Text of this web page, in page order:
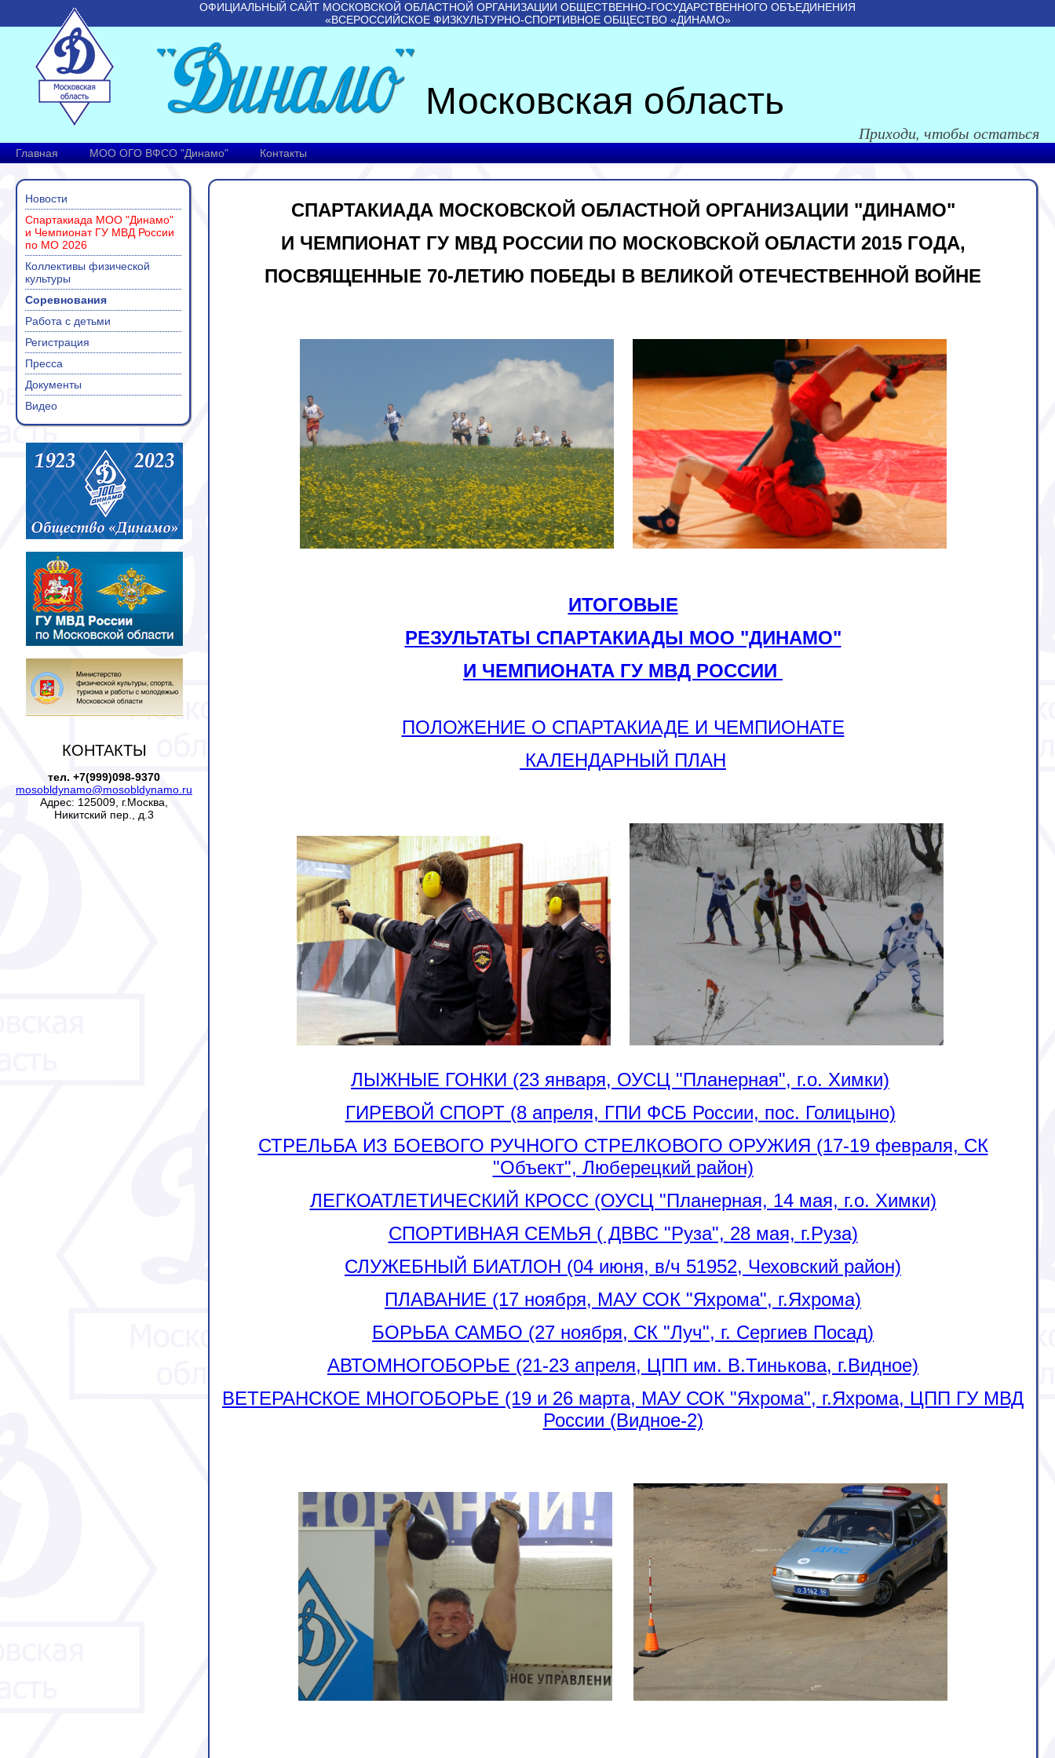
ОФИЦИАЛЬНЫЙ САЙТ МОСКОВСКОЙ ОБЛАСТНОЙ ОРГАНИЗАЦИИ ОБЩЕСТВЕННО-ГОСУДАРСТВЕННОГО ОБЪЕДИНЕНИЯ
«ВСЕРОССИЙСКОЕ ФИЗКУЛЬТУРНО-СПОРТИВНОЕ ОБЩЕСТВО «ДИНАМО»
Московская область
Приходи, чтобы остаться
Главная МОО ОГО ВФСО "Динамо" Контакты
Новости
Спартакиада МОО "Динамо"
и Чемпионат ГУ МВД России
по МО 2026
Коллективы физической
культуры
Соревнования
Работа с детьми
Регистрация
Пресса
Документы
Видео
КОНТАКТЫ
тел. +7(999)098-9370
mosobldynamo@mosobldynamo.ru
Адрес: 125009, г.Москва,
Никитский пер., д.3
СПАРТАКИАДА МОСКОВСКОЙ ОБЛАСТНОЙ ОРГАНИЗАЦИИ "ДИНАМО"
И ЧЕМПИОНАТ ГУ МВД РОССИИ ПО МОСКОВСКОЙ ОБЛАСТИ 2015 ГОДА,
ПОСВЯЩЕННЫЕ 70-ЛЕТИЮ ПОБЕДЫ В ВЕЛИКОЙ ОТЕЧЕСТВЕННОЙ ВОЙНЕ
ИТОГОВЫЕ
РЕЗУЛЬТАТЫ СПАРТАКИАДЫ МОО "ДИНАМО"
И ЧЕМПИОНАТА ГУ МВД РОССИИ
ПОЛОЖЕНИЕ О СПАРТАКИАДЕ И ЧЕМПИОНАТЕ
КАЛЕНДАРНЫЙ ПЛАН
ЛЫЖНЫЕ ГОНКИ (23 января, ОУСЦ "Планерная", г.о. Химки)
ГИРЕВОЙ СПОРТ (8 апреля, ГПИ ФСБ России, пос. Голицыно)
СТРЕЛЬБА ИЗ БОЕВОГО РУЧНОГО СТРЕЛКОВОГО ОРУЖИЯ (17-19 февраля, СК
"Объект", Люберецкий район)
ЛЕГКОАТЛЕТИЧЕСКИЙ КРОСС (ОУСЦ "Планерная, 14 мая, г.о. Химки)
СПОРТИВНАЯ СЕМЬЯ ( ДВВС "Руза", 28 мая, г.Руза)
СЛУЖЕБНЫЙ БИАТЛОН (04 июня, в/ч 51952, Чеховский район)
ПЛАВАНИЕ (17 ноября, МАУ СОК "Яхрома", г.Яхрома)
БОРЬБА САМБО (27 ноября, СК "Луч", г. Сергиев Посад)
АВТОМНОГОБОРЬЕ (21-23 апреля, ЦПП им. В.Тинькова, г.Видное)
ВЕТЕРАНСКОЕ МНОГОБОРЬЕ (19 и 26 марта, МАУ СОК "Яхрома", г.Яхрома, ЦПП ГУ МВД
России (Видное-2)